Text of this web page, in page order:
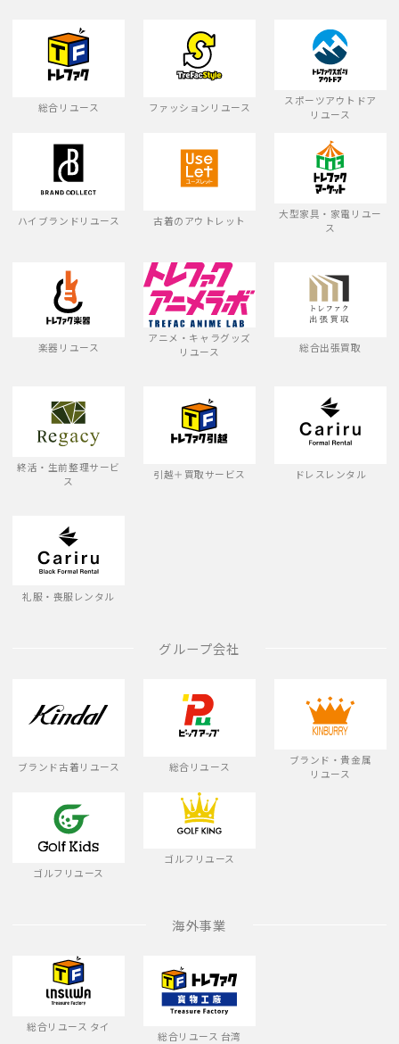
総合リユース ファッションリユース
スポーツアウトドア
リユース
ハイブランドリユース 古着のアウトレット
大型家具・家電リユー
ス
楽器リユース
アニメ・キャラグッズ
リユース
総合出張買取
終活・生前整理サービ
ス
引越＋買取サービス ドレスレンタル
礼服・喪服レンタル
グループ会社
ブランド古着リユース 総合リユース
ブランド・貴金属
リユース
ゴルフリユース
ゴルフリユース
海外事業
総合リユース タイ
総合リユース 台湾